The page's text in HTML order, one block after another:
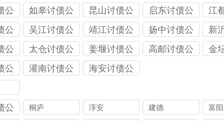
司
司
司
司
公
如皋讨债公
司
昆山讨债公
司
启东讨债公
司
江
司
公
吴江讨债公
司
靖江讨债公
司
扬中讨债公
司
新
司
公
太仓讨债公
司
姜堰讨债公
司
高邮讨债公
金
公
灌南讨债公
海安讨债公
公
桐庐 淳安 建德 富阳